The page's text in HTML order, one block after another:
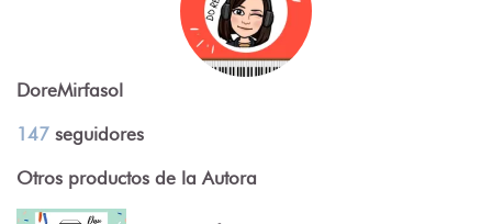
DoreMirfasol
147 seguidores
Otros productos de la Autora